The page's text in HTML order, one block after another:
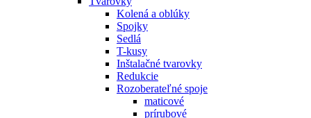
Kolená a oblúky
Spojky
Sedlá
T-kusy
Inštalačné tvarovky
Redukcie
Rozoberateľné spoje
maticové
prírubové